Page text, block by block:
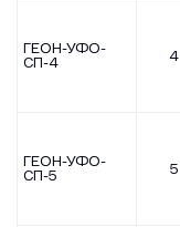
ГЕОН-УФО-
СП-4
4
ГЕОН-УФО-
СП-5
5